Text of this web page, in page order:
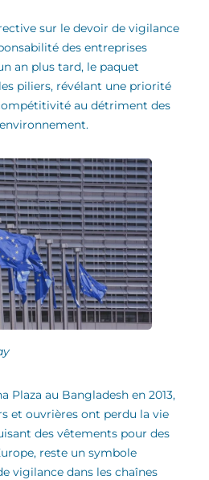
sur le devoir de vigilance
des entreprises
an plus tard, le paquet
piliers, révélant une priorité
au détriment des
Plaza au Bangladesh en 2013,
et ouvrières ont perdu la vie
des vêtements pour des
reste un symbole
vigilance dans les chaînes